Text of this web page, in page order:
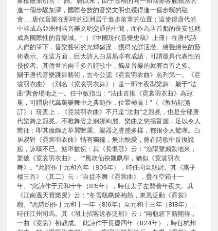
進一個步驟加深，國際各族的音樂文明也獲得進一個步驟的融
會……唐代音樂在那時的亞洲居于進步前輩的位置；這使得唐代的
中國成為亞洲列國音樂文明交通的中間，而作為唐首都的長安也就
成為國際性的音樂城。”（《中國現代音樂史稿》上冊）在唐代詩
人們的筆下，音樂藝術的光輝盛況，獲得光鮮活潑、繪聲繪色的藝
術表示。在這方面，巨大詩人白居易卓有成績，可謂最具代表性的
佼佼者。其傳世的兩千多首詩歌中，觸及音樂的就有百首之多。
關于唐代音樂跳舞藝術，古今公認《霓裳羽衣曲》名列第一。《霓
裳羽衣曲》（別名《霓裳羽衣舞》）是一部年夜型樂舞，屬于“法
曲”聚會場地之一。任中敏指出：“法曲首推《霓裳羽衣曲》為冠
冕，可謂唐代萬萬樂舞中之典範作，位置極高！”（《教坊記箋
訂》）現實上，《霓裳羽衣曲》不只是“法曲”之冠冕，也是全部唐
代樂舞之冠冕。不唯舞姿之婀娜絢麗、樂曲之悠揚富麗，足以令人
嚮往；即其服飾之華麗艷麗、樂器之豐盛多樣，都很令人驚嘆。白
居易對《霓裳羽衣曲》情有獨鐘，無比酷愛，曾在詩歌中反復說
起，詠嘆不已。姑舉數例：其《長恨歌》云：“漁陽鼙煽動地來，
驚破《霓裳羽衣曲》。”“風吹仙袂飄飖舉，猶似《霓裳羽衣
舞》。”此詩作于元和六年（806年），時任周至縣尉。其《燕子
樓三首》（其二）云：“自從不舞《霓裳曲》，疊在空箱十一
年。”此詩作于元和十年（815年），時任太子左贊善年夜夫。其
《江南遇天寶樂叟》云：“冬雪飄飖錦袍熱，東風泛動《霓裳》
翻。”此詩約作于元和十一年（816年）至元和十三年（818年），
時任江州司馬。其《湖上招客送春泛船》云：“兩瓶箬下新開得，
一曲《霓裳》初教成。”此詩作于長慶四年（824年），時任杭州